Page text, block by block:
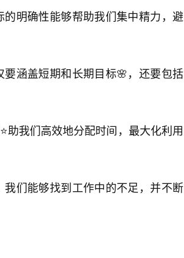
明确性能够帮助我们集中精力，避
涵盖短期和长期目标🌸，还要包括
助我们高效地分配时间，最大化利用
们能够找到工作中的不足，并不断